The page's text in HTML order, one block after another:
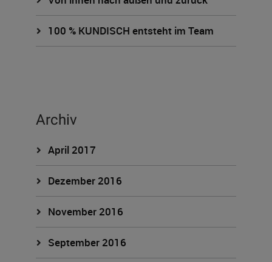
100 % KUNDISCH entsteht im Team
Archiv
April 2017
Dezember 2016
November 2016
September 2016